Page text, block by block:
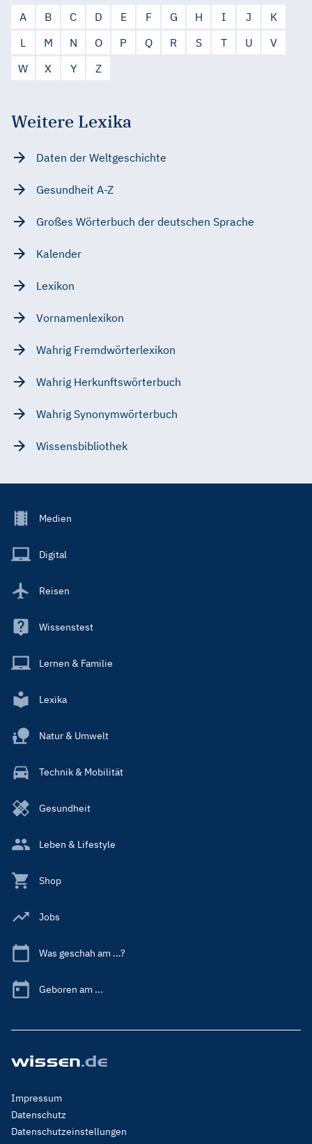
A B C D E F G H I J
K
L
M N O P Q R S T U
V
W
X Y Z
Weitere Lexika
Daten der Weltgeschichte
Gesundheit A-Z
Großes Wörterbuch der deutschen Sprache
Kalender
Lexikon
Vornamenlexikon
Wahrig Fremdwörterlexikon
Wahrig Herkunftswörterbuch
Wahrig Synonymwörterbuch
Wissensbibliothek
Footer
Main
Medien
Digital
Reisen
Wissenstest
Lernen & Familie
Lexika
Natur & Umwelt
Technik & Mobilität
Gesundheit
Leben & Lifestyle
Shop
Jobs
Was geschah am ...?
Geboren am ...
Footer
Menu
Legal
Impressum
Datenschutz
Datenschutzeinstellungen